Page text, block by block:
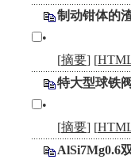
制动钳体的
•
[摘要] [
特大型球铁
•
[摘要] [
AlSi7Mg0.6